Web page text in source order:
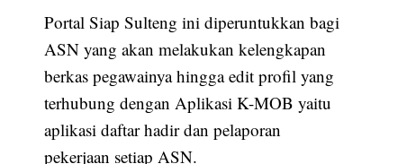
Portal Siap Sulteng ini diperuntukkan bagi
ASN yang akan melakukan kelengkapan
berkas pegawainya hingga edit profil yang
terhubung dengan Aplikasi K-MOB yaitu
aplikasi daftar hadir dan pelaporan
pekerjaan setiap ASN.